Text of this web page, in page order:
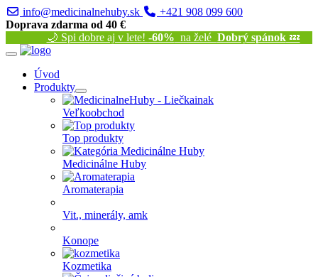
info@medicinalnehuby.sk
+421 908 099 600
Doprava zdarma od 40 €
🌙 Spi dobre aj v lete! -60% na želé Dobrý spánok💤
Úvod
Produkty
Veľkoobchod
Top produkty
Medicinálne Huby
Aromaterapia
Vit., minerály, amk
Konope
Kozmetika